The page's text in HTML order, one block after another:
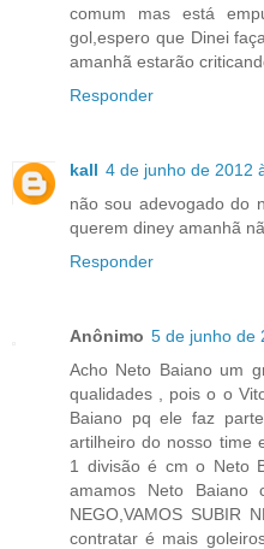
comum mas está
gol,espero que Dinei
amanhã estarão
Responder
kall 4 de junho de 2012
não sou adevogado do
querem diney amanhã
Responder
Anônimo 5 de junho de
Acho Neto Baiano um
qualidades , pois o o
Baiano pq ele faz
artilheiro do nosso time
1 divisão é cm o Neto
amamos Neto Baiano
NEGO,VAMOS SUBIR
contratar é mais